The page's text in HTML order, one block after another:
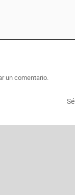
un comentario.